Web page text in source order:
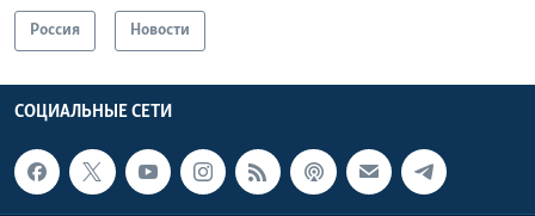
Россия Новости
СОЦИАЛЬНЫЕ СЕТИ